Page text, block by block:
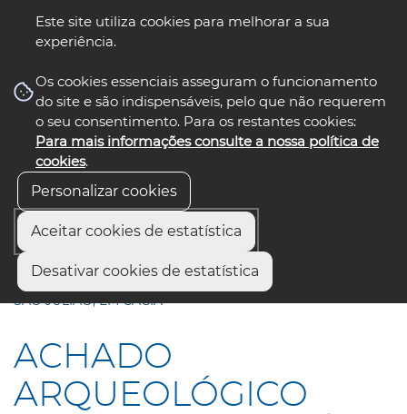
Este site utiliza cookies para melhorar a sua
experiência.
Os cookies essenciais asseguram o funcionamento
do site e são indispensáveis, pelo que não requerem
o seu consentimento. Para os restantes cookies:
Para mais informações consulte a nossa política de
cookies.
Personalizar cookies
Aceitar cookies de estatística
Desativar cookies de estatística
nos select language
Início
ACHADO ARQUEOLÓGICO ROMANO JUNTO À IGREJA DE
SÃO JULIÃO, EM CACIA
ACHADO
ARQUEOLÓGICO